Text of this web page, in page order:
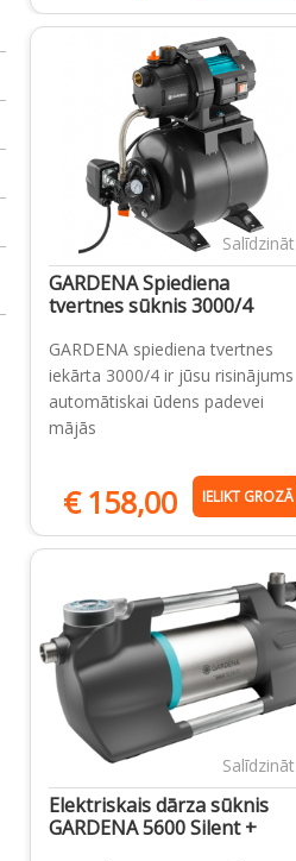
Salīdzināt
GARDENA Spiediena
tvertnes sūknis 3000/4
GARDENA spiediena tvertnes
iekārta 3000/4 ir jūsu risinājums
automātiskai ūdens padevei
mājās
€ 158,00 IELIKT GROZĀ
Salīdzināt
Elektriskais dārza sūknis
GARDENA 5600 Silent +